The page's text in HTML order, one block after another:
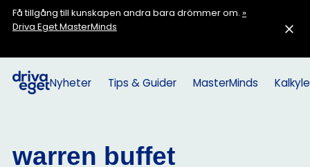
Få tillgång till kunskapen andra bara drömmer om. »
Driva Eget MasterMinds
Nyheter Tips & Guider MasterMinds
warren buffet